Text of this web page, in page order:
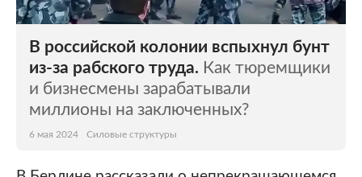
В российской колонии вспыхнул бунт
из-за рабского труда. Как тюремщики
и бизнесмены зарабатывали
миллионы на заключенных?
6 мая 2024 Силовые структуры